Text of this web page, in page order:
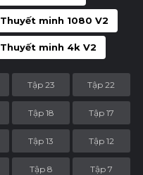
Thuyết minh 1080 V2
Thuyết minh 4k V2
Tập 23 Tập 22
Tập 18 Tập 17
Tập 13 Tập 12
Tập 8 Tập 7